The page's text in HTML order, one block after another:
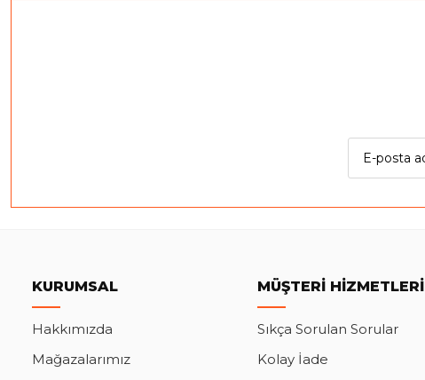
KURUMSAL
Hakkımızda
Mağazalarımız
MÜŞTERI HIZMETLERI
Sıkça Sorulan Sorular
Kolay İade